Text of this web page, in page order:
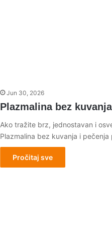
Jun 30, 2026
Plazmalina bez
Ako tražite brz, jednostavan i
Plazmalina bez kuvanja i
Pročitaj sve